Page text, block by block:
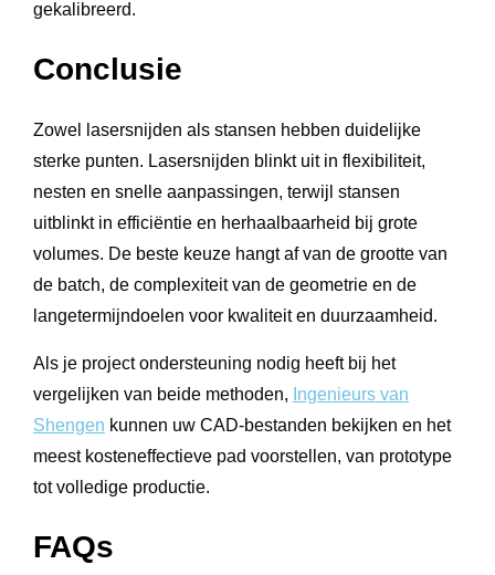
gekalibreerd.
Conclusie
Zowel lasersnijden als stansen hebben duidelijke
sterke punten. Lasersnijden blinkt uit in flexibiliteit,
nesten en snelle aanpassingen, terwijl stansen
uitblinkt in efficiëntie en herhaalbaarheid bij grote
volumes. De beste keuze hangt af van de grootte van
de batch, de complexiteit van de geometrie en de
langetermijndoelen voor kwaliteit en duurzaamheid.
Als je project ondersteuning nodig heeft bij het
vergelijken van beide methoden, Ingenieurs van
Shengen kunnen uw CAD-bestanden bekijken en het
meest kosteneffectieve pad voorstellen, van prototype
tot volledige productie.
FAQs